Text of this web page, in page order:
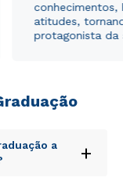
conhecimentos,
atitudes,
protagonista da
a
+